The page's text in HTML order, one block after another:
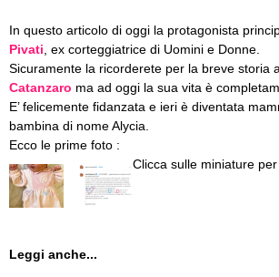
In questo articolo di oggi la protagonista
Pivati , ex corteggiatrice di Uomini e Donne.
Sicuramente la ricorderete per la breve storia
Catanzaro ma ad oggi la sua vita è
E’ felicemente fidanzata e ieri è diventata
bambina di nome Alycia.
Ecco le prime foto :
Leggi anche...